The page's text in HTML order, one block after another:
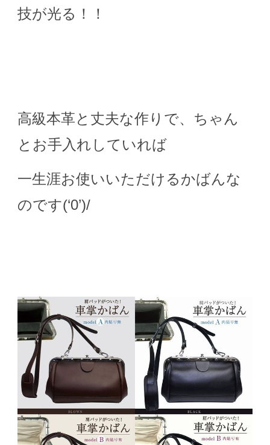
技が光る！！
高級本革と丈夫な作りで、ちゃん
とお手入れしていれば
一生涯お使いいただけるかばんな
のです(‘0’)/